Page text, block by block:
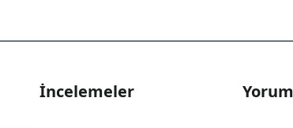
İncelemeler